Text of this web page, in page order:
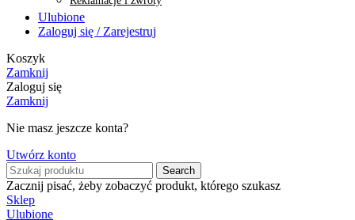
Ulubione
Zaloguj się / Zarejestruj
Koszyk
Zamknij
Zaloguj się
Zamknij
Nie masz jeszcze konta?
Utwórz konto
Search
Zacznij pisać, żeby zobaczyć produkt, którego szukasz
Sklep
Ulubione